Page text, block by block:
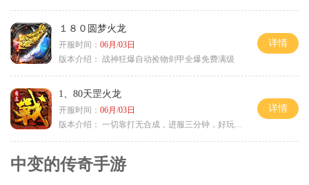
１８０圆梦火龙
开服时间： 06月/03日
版本介绍： 战神狂爆自动捡物剑甲全爆免费满级
详情
1、80天罡火龙
开服时间： 06月/03日
版本介绍： 一切靠打无合成，进服三分钟，好玩一整年。
详情
中变的传奇手游